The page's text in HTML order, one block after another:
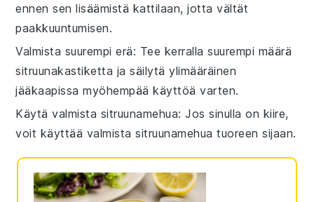
ennen sen lisäämistä kattilaan, jotta vältät
paakkuuntumisen.
Valmista suurempi erä: Tee kerralla suurempi määrä
sitruunakastiketta ja säilytä ylimääräinen
jääkaapissa myöhempää käyttöä varten.
Käytä valmista sitruunamehua: Jos sinulla on kiire,
voit käyttää valmistasitruunamehua tuoreen sijaan.